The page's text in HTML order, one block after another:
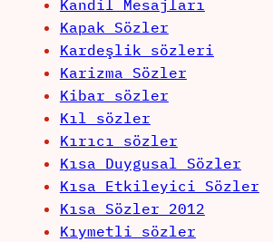
Kandil Mesajları
Kapak Sözler
Kardeşlik sözleri
Karizma Sözler
Kibar sözler
Kıl sözler
Kırıcı sözler
Kısa Duygusal Sözler
Kısa Etkileyici Sözler
Kısa Sözler 2012
Kıymetli sözler